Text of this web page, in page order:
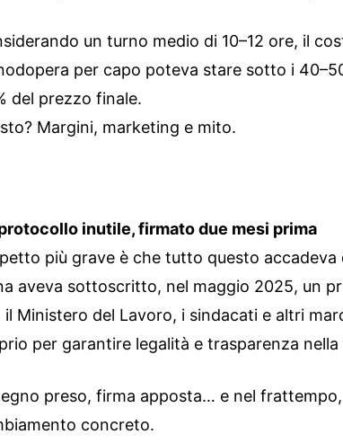
un turno medio di 10–12 ore, il
per capo poteva stare sotto i
del prezzo finale.
Margini, marketing e mito.
inutile, firmato due mesi prima
più grave è che tutto questo
aveva sottoscritto, nel maggio 2025, un
il Ministero del Lavoro, i sindacati e altri
per garantire legalità e trasparenza nella
preso, firma apposta… e nel
concreto.